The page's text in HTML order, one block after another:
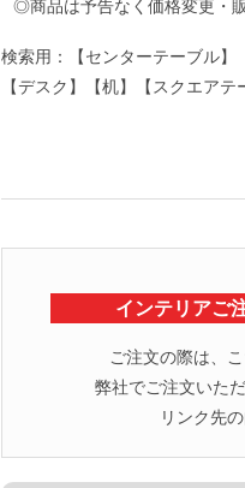
◎商品は予告なく価格変更・
検索用：【センターテーブル】
【デスク】【机】【スクエアテ
インテリアご
ご注文の際は、
弊社でご注文いた
リンク先